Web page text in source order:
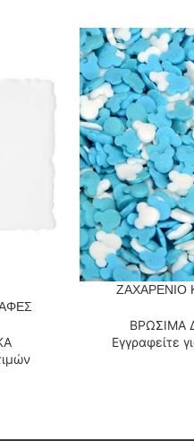
ΔΙΑΒΆΣΤΕΖΑΧΑΡΕΝΙΟ
ΒΡΩΣΙΜΑ
Εγγραφείτε